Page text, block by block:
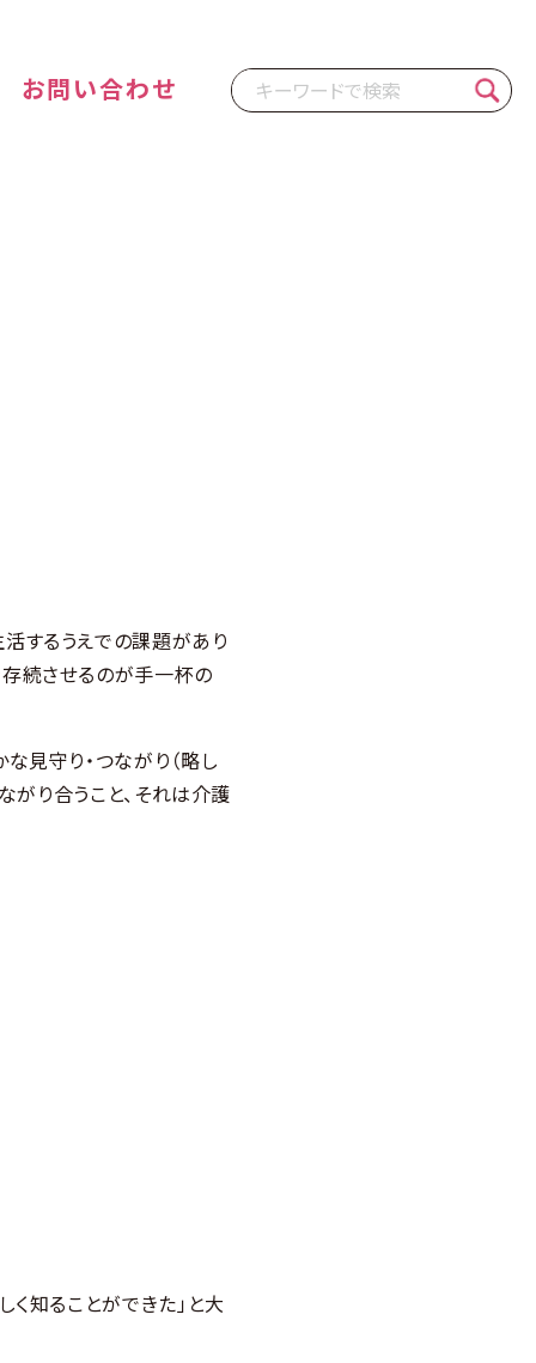
お問い合わせ
するうえでの課題があり
続させるのが手一杯の
見守り・つながり（略し
がり合うこと、それは介護
知ることができた」と大